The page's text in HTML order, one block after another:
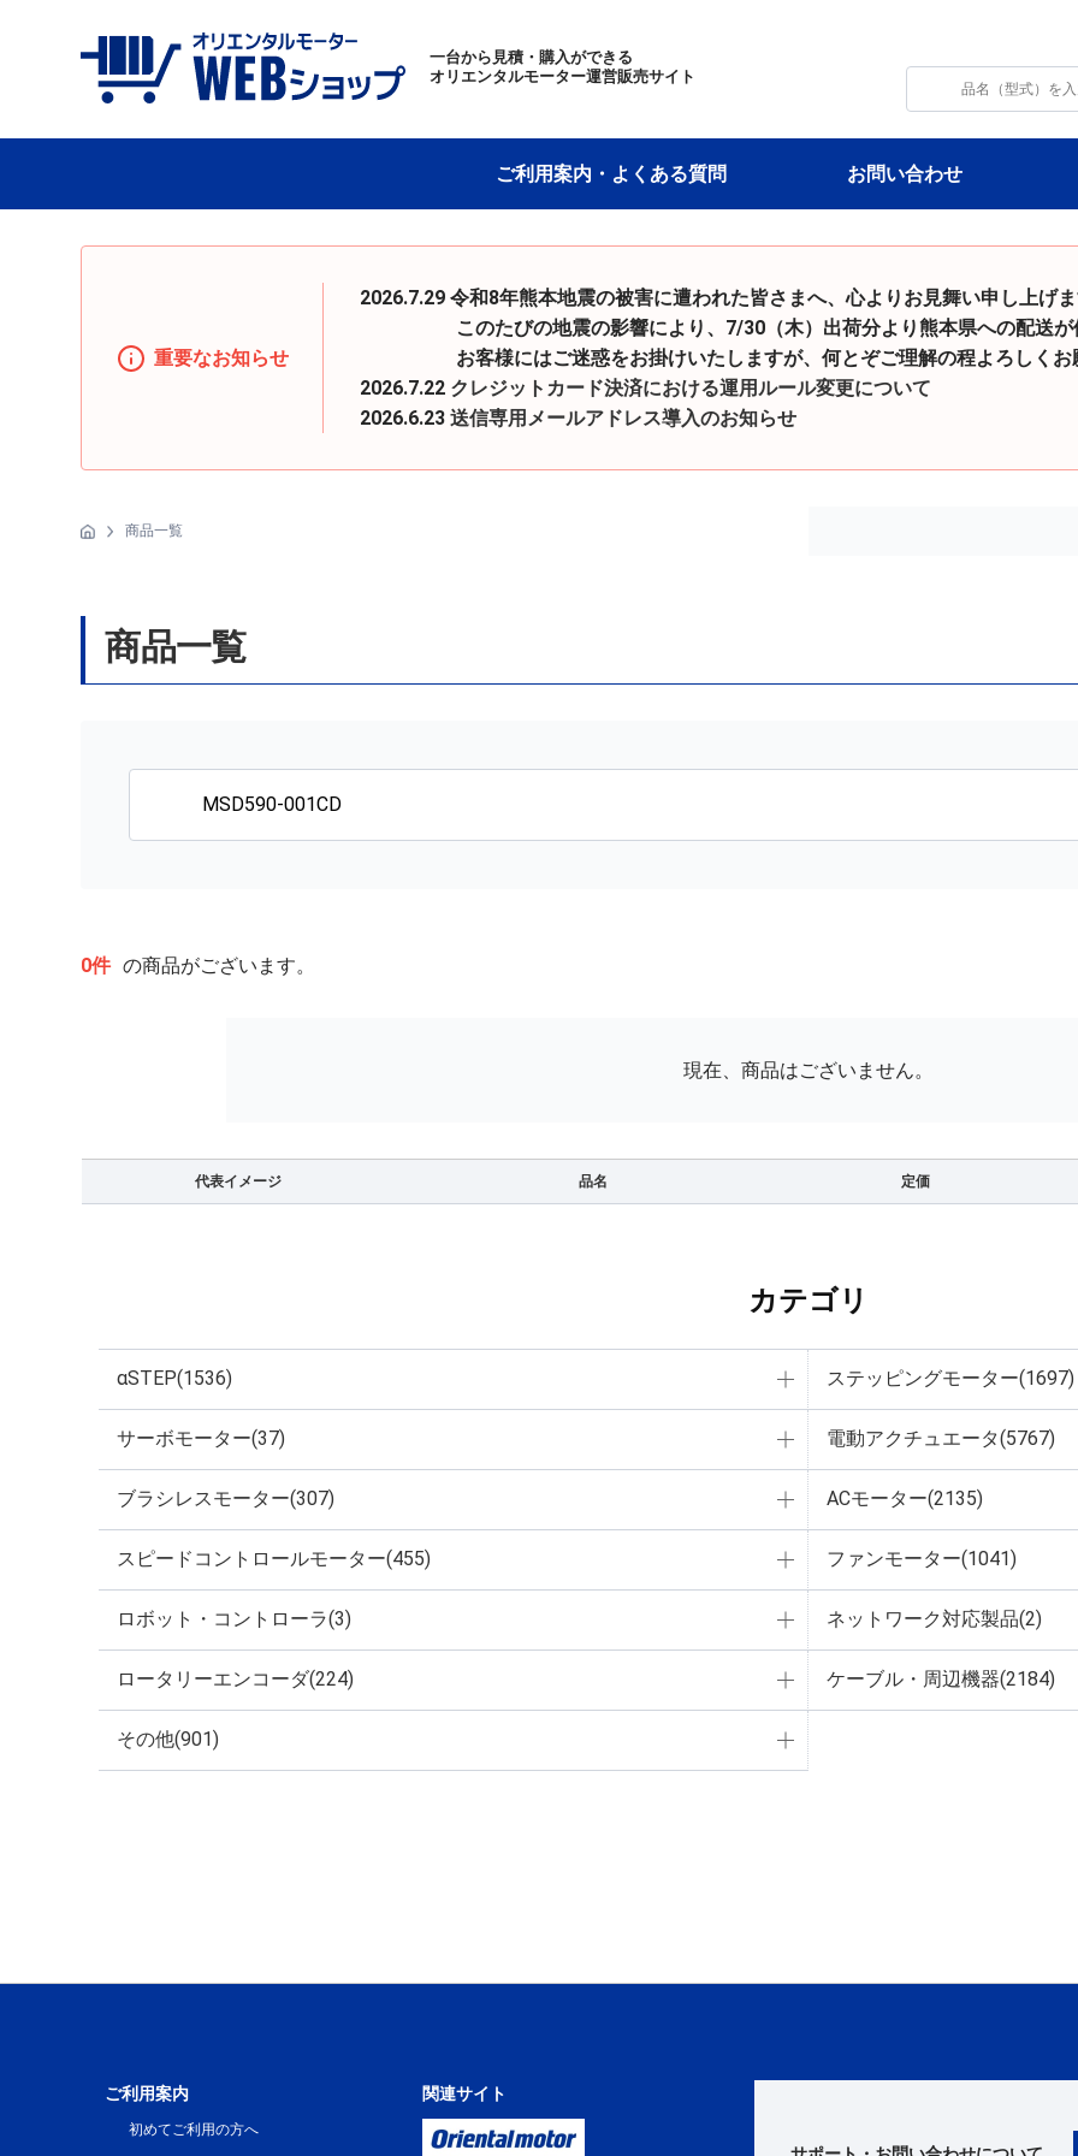
一台から見積・購入ができる
オリエンタルモーター運営販売サイト
ご利用案内・よくある質問 お問い合わせ
重要なお知らせ
2026.7.29 令和8年熊本地震の被害に遭われた皆さまへ、心よりお見舞い申し上げま
このたびの地震の影響により、7/30（木）出荷分より熊本県への配送が停
お客様にはご迷惑をお掛けいたしますが、何とぞご理解の程よろしくお願
2026.7.22 クレジットカード決済における運用ルール変更について
2026.6.23送信専用メールアドレス導入のお知らせ
商品一覧
商品一覧
0件 の商品がございます。
現在、商品はございません。
代表イメージ 品名 定価
カテゴリ
αSTEP(1536) ステッピングモーター(1697)
サーボモーター(37) 電動アクチュエータ(5767)
ブラシレスモーター(307) ACモーター(2135)
スピードコントロールモーター(455) ファンモーター(1041)
ロボット・コントローラ(3) ネットワーク対応製品(2)
ロータリーエンコーダ(224) ケーブル・周辺機器(2184)
その他(901)
ご利用案内
初めてご利用の方へ
関連サイト